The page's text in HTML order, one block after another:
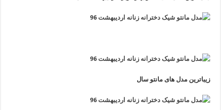
زیباترین مدل های مانتو سال